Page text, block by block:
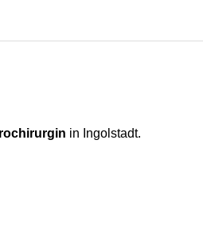
in Ingolstadt.